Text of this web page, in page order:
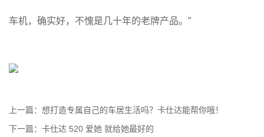
车机，确实好，不愧是几十年的老牌产品。”
上一篇：想打造专属自己的车居生活吗？卡仕达能帮你哦！
下一篇：卡仕达 520 爱她 就给她最好的